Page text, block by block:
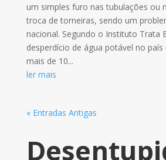
um simples furo nas tubulações ou
troca de torneiras, sendo um
nacional. Segundo o Instituto Trata
desperdício de água potável no
mais de 10...
ler mais
« Entradas Antigas